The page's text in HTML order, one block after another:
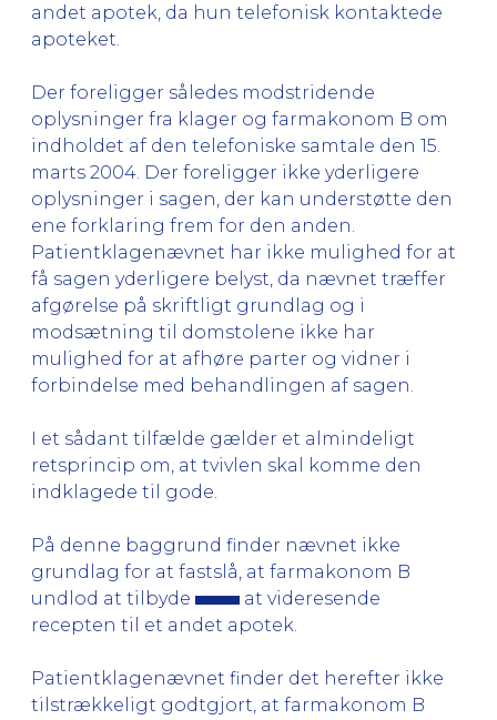
andet apotek, da hun telefonisk kontaktede
apoteket.
Der foreligger således modstridende
oplysninger fra klager og farmakonom B om
indholdet af den telefoniske samtale den 15.
marts 2004. Der foreligger ikke yderligere
oplysninger i sagen, der kan understøtte den
ene forklaring frem for den anden.
Patientklagenævnet har ikke mulighed for at
få sagen yderligere belyst, da nævnet træffer
afgørelse på skriftligt grundlag og i
modsætning til domstolene ikke har
mulighed for at afhøre parter og vidner i
forbindelse med behandlingen af sagen.
I et sådant tilfælde gælder et almindeligt
retsprincip om, at tvivlen skal komme den
indklagede til gode.
På denne baggrund finder nævnet ikke
grundlag for at fastslå, at farmakonom B
undlod at tilbyde
at videresende
recepten til et andet apotek.
Patientklagenævnet finder det herefter ikke
tilstrækkeligt godtgjort, at farmakonom B